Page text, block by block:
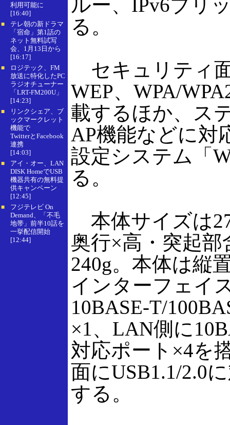
利用可能に
[16:40]
■
テレ朝の新ドラマ
「宿命」第1話の
ネット無料試写
会、1月13日から
[16:17]
■
ロジテック、FM
放送に特化したPC
ラジオチューナー
「LRT-FM200U」
[14:23]
■
リンクシェア、ブ
ックマークレット
機能で
TwitterとFacebook
連携
[14:03]
■
アイ・オー、LAN
DISK HomeでUSB
機器共有の無料提
供キャンペーン
[12:45]
■
フジテレビ On
Demand、「不毛
地帯」前半10話を
一挙配信開始
[12:44]
ルー、IPv6ブリ
る。
セキュリティ
WEP、WPA/
載するほか、ス
AP機能などに対
設定システム「
る。
本体サイズは
奥行×高・突起
240g。本体は縦
インターフェイ
10BASE-T/
×1、LAN側に
対応ポート×4を
面にUSB1.1/2.0
する。